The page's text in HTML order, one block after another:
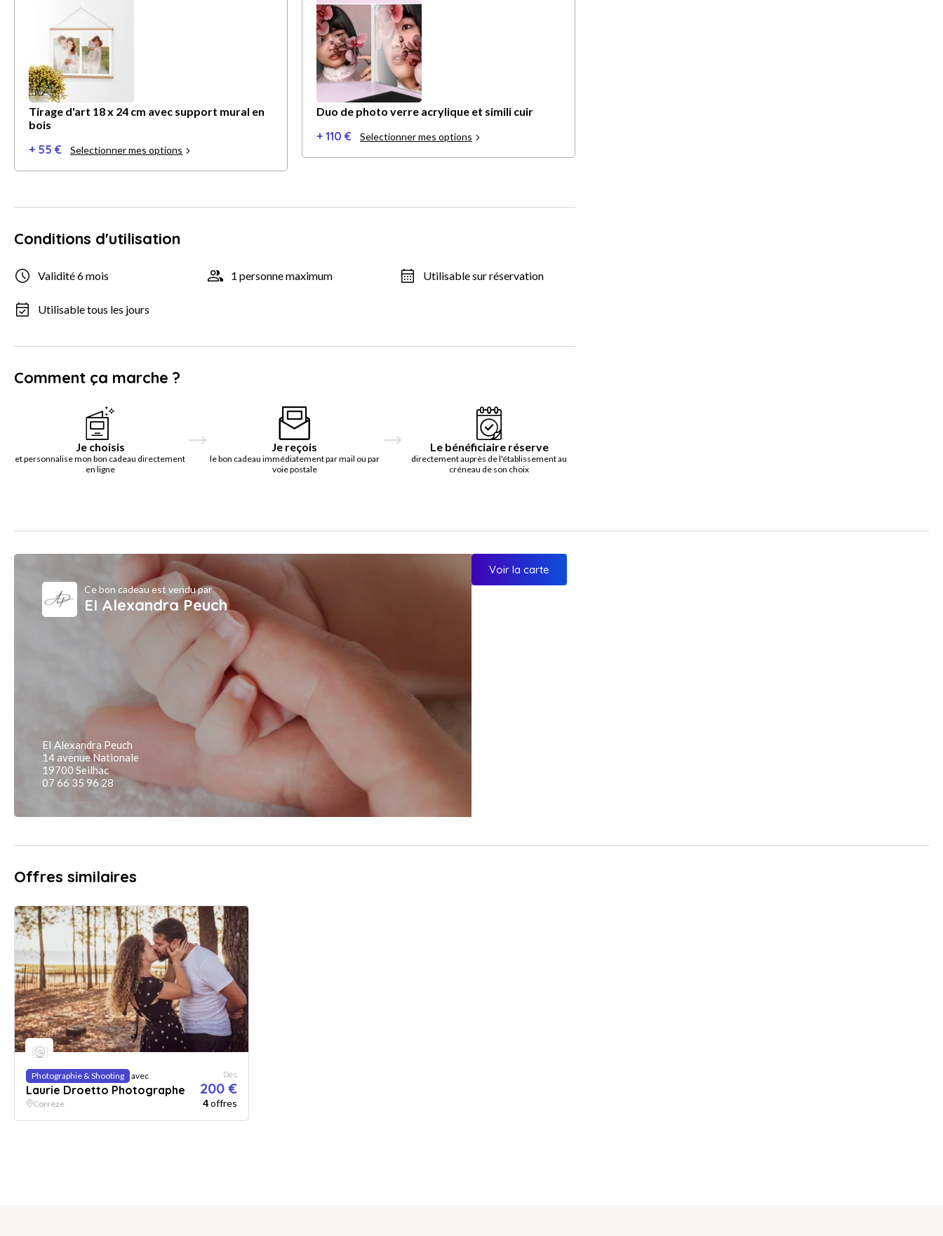
Tirage d'art 18 x 24 cm avec support mural en
bois
+ 55 € Selectionner mes options
Duo de photo verre acrylique et simili cuir
+ 110 € Selectionner mes options
Conditions d'utilisation
Validité 6 mois 1 personne maximum Utilisable sur réservation
Utilisable tous les jours
Comment ça marche ?
Je choisis
et personnalise mon bon cadeau directement
en ligne
Je reçois
le bon cadeau immédiatement par mail ou par
voie postale
Le bénéficiaire réserve
directement auprès de l'établissement au
créneau de son choix
Ce bon cadeau est vendu par
EI Alexandra Peuch
EI Alexandra Peuch
14 avenue Nationale
19700 Seilhac
07 66 35 96 28
Voir la carte
Offres similaires
Photographie & Shooting avec
Laurie Droetto Photographe
Dès
200 €
Corrèze 4offres